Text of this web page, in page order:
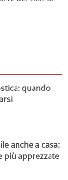
quando
anche a casa:
più apprezzate